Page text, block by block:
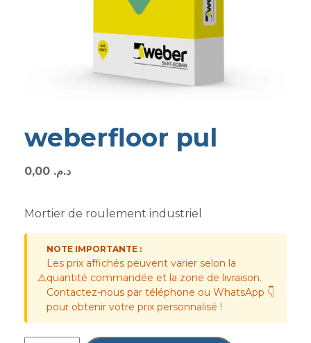
weberfloor pul
د.م.
Mortier de roulement industriel
⚠️
NOTE IMPORTANTE :
Les prix affichés peuvent varier selon la
quantité commandée et la zone de livraison.
Contactez-nous par téléphone ou WhatsApp 👇
pour obtenir votre prix personnalisé !